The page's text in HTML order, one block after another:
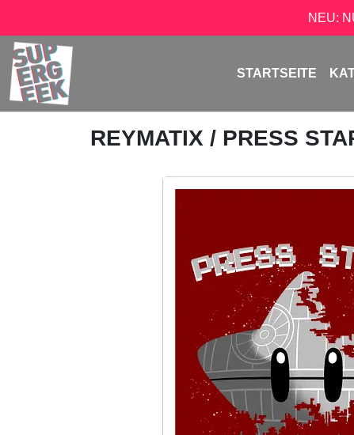
NEU:
STARTSEITE
REYMATIX / PRESS